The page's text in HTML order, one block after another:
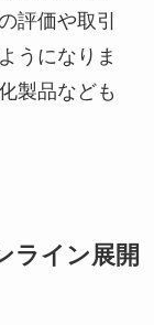
評価や取引
うになりま
製品なども
ライン展開